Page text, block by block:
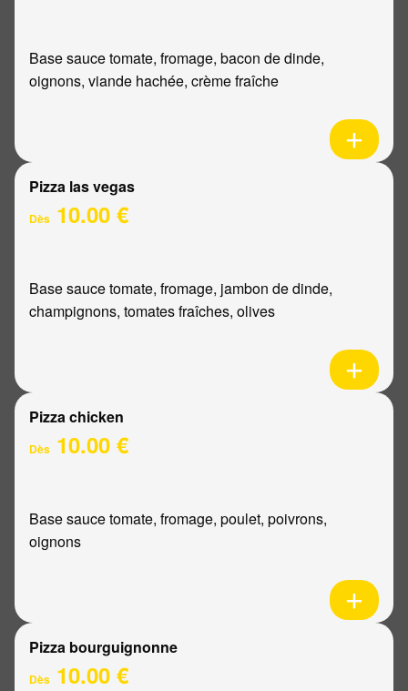
Base sauce tomate, fromage, bacon de dinde,
oignons, viande hachée, crème fraîche
Pizza las vegas
Dès 10.00 €
Base sauce tomate, fromage, jambon de dinde,
champignons, tomates fraîches, olives
Pizza chicken
Dès 10.00 €
Base sauce tomate, fromage, poulet, poivrons,
oignons
Pizza bourguignonne
Dès 10.00 €